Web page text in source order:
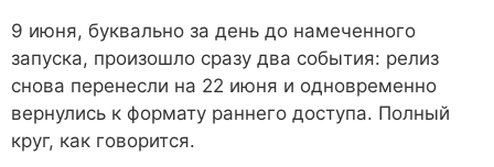
9 июня, буквально за день до намеченного
запуска, произошло сразу два события: релиз
снова перенесли на 22 июня и одновременно
вернулись к формату раннего доступа. Полный
круг, как говорится.